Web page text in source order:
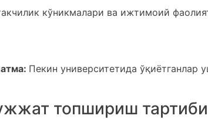
кўникмалари ва ижтимоий
Пекин университетида ўқиётганлар
топшириш тартиби